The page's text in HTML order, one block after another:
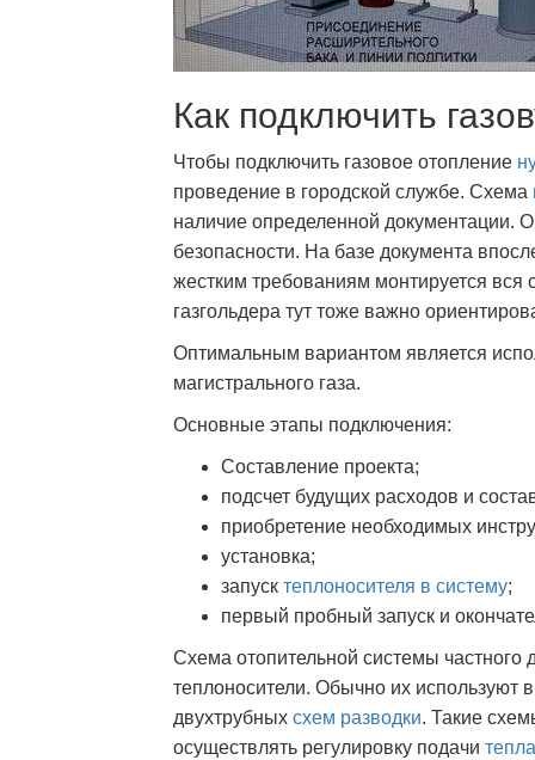
Как подключить
Чтобы подключить газовое отопление
проведение в городской службе. Схема
наличие определенной документации.
безопасности. На базе документа
жестким требованиям монтируется вся
газгольдера тут тоже важно
Оптимальным вариантом является
магистрального газа.
Основные этапы подключения:
Составление проекта;
подсчет будущих расходов и
приобретение необходимых
установка;
запуск теплоносителя в систему;
первый пробный запуск и
Схема отопительной системы
теплоносители. Обычно их используют
двухтрубных схем разводки. Такие
осуществлять регулировку подачи